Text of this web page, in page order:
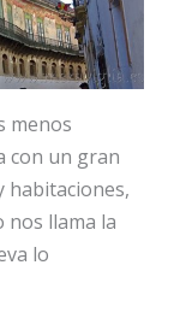
menos
con un gran
habitaciones,
llama la
lo